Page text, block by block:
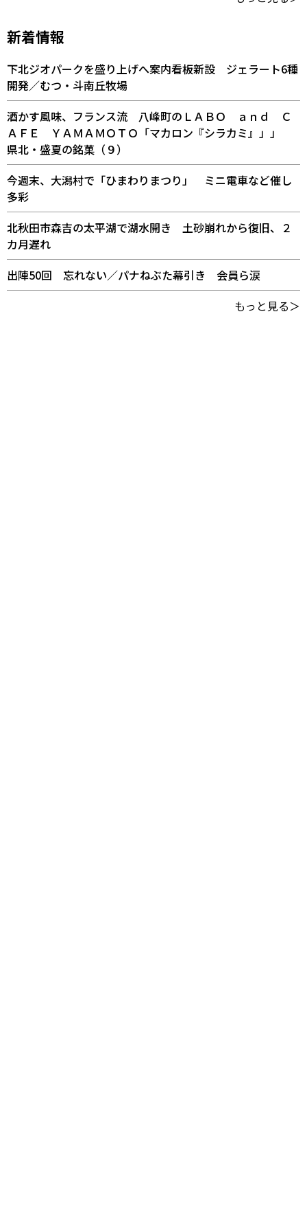
新着情報
下北ジオパークを盛り上げへ案内看板新設 ジェラート6種
開発／むつ・斗南丘牧場
酒かす風味、フランス流 八峰町のＬＡＢＯ ａｎｄ Ｃ
ＡＦＥ ＹＡＭＡＭＯＴＯ「マカロン『シラカミ』」」
県北・盛夏の銘菓（９）
今週末、大潟村で「ひまわりまつり」 ミニ電車など催し
多彩
北秋田市森吉の太平湖で湖水開き 土砂崩れから復旧、２
カ月遅れ
出陣50回 忘れない／パナねぶた幕引き 会員ら涙
もっと見る＞